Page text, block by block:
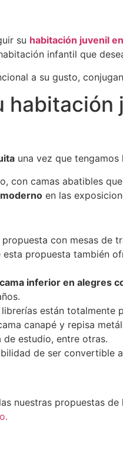
su habitación juvenil
infantil que
a su gusto,
una vez que
con camas abatibles
en las
propuesta con mesas de
propuesta también
inferior en alegres
librerías están totalmente
canapé y repisa
estudio, entre otras.
de ser convertible
nuestras propuestas